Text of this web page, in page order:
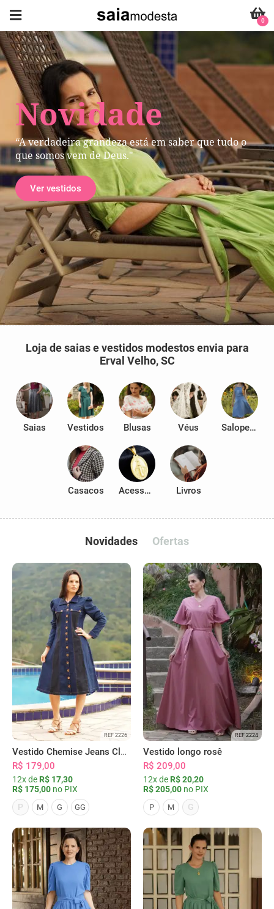
Novidade
“A verdadeira grandeza está em saber que tudo o
que somos vem de Deus."
Ver vestidos
0
Loja de saias e vestidos modestos envia para
Erval Velho, SC
Saias Vestidos Blusas Véus Salopetes
Casacos Acessórios Livros
Novidades Ofertas
REF 2226
Vestido Chemise Jeans Clássica Serena
R$ 179,00
12x de R$ 17,30
R$ 175,00 no PIX
P
M G GG
REF 2224
Vestido longo rosê
R$ 209,00
12x de R$ 20,20
R$ 205,00 no PIX
P M G